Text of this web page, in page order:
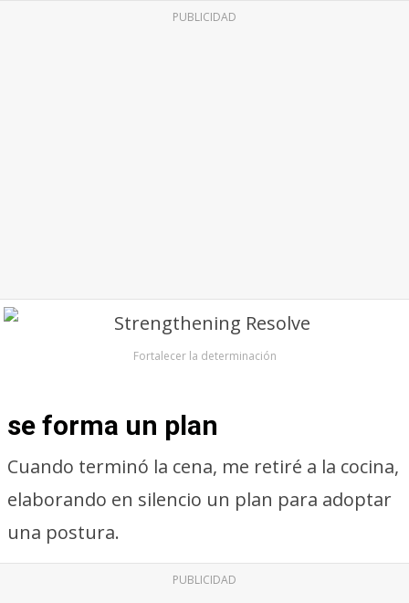
PUBLICIDAD
Fortalecer la determinación
se forma un plan
Cuando terminó la cena, me retiré a la cocina,
elaborando en silencio un plan para adoptar
una postura.
PUBLICIDAD